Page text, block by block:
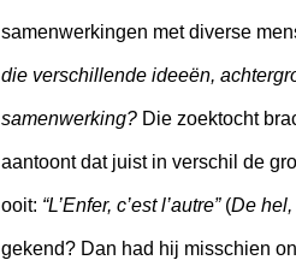
samenwerkingen met diverse
die verschillende ideeën,
samenwerking? Die zoektocht
aantoont dat juist in verschil de
ooit: “L’Enfer, c’est l’autre” (De
gekend? Dan had hij misschien